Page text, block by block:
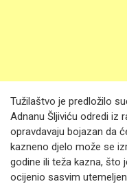
Tužilaštvo je predložilo
Adnanu Šljiviću odredi iz
opravdavaju bojazan da
kazneno djelo može se
godine ili teža kazna, što
ocijenio sasvim